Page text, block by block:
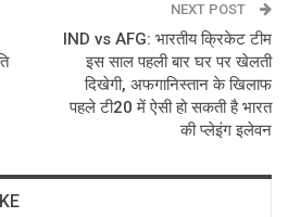
NEXT POST
IND vs AFG: भारतीय क्रिकेट टीम
इस साल पहली बार घर पर खेलती
दिखेगी, अफगानिस्तान के खिलाफ
पहले टी20 में ऐसी हो सकती है भारत
की प्लेइंग इलेवन